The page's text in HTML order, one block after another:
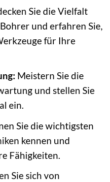
Sie die Vielfalt
und erfahren Sie,
für Ihre
Meistern Sie die
und stellen Sie
ein.
Sie die wichtigsten
kennen und
Fähigkeiten.
Sie sich von